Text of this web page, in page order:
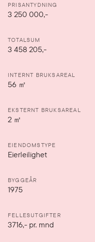
PRISANTYDNING
3 250 000,-
TOTALSUM
3 458 205,-
INTERNT BRUKSAREAL
56 ㎡
EKSTERNT BRUKSAREAL
2 ㎡
EIENDOMSTYPE
Eierleilighet
BYGGEÅR
1975
FELLESUTGIFTER
3716,- pr. mnd